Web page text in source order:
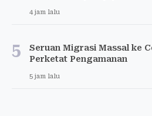
4 jam lalu
5
Seruan Migrasi Massal ke
Perketat Pengamanan
5 jam lalu